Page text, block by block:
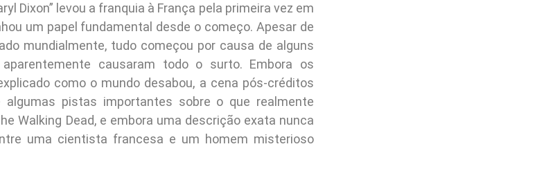
Dixon” levou a franquia à França pela primeira vez em
um papel fundamental desde o começo. Apesar de
mundialmente, tudo começou por causa de alguns
causaram todo o surto. Embora os
como o mundo desabou, a cena pós-créditos
algumas pistas importantes sobre o que realmente
Walking Dead, e embora uma descrição exata nunca
uma cientista francesa e um homem misterioso